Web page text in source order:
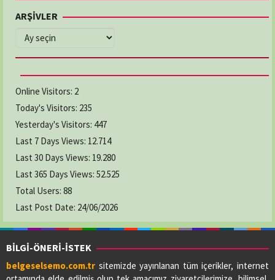
ARŞİVLER
ARŞİVLER
Online Visitors: 2
Today's Visitors: 235
Yesterday's Visitors: 447
Last 7 Days Views: 12.714
Last 30 Days Views: 19.280
Last 365 Days Views: 52.525
Total Users: 88
Last Post Date: 24/06/2026
BİLGİ-ÖNERİ-İSTEK
belgeselsemo.com.tr sitemizde yayınlanan tüm içerikler, internet